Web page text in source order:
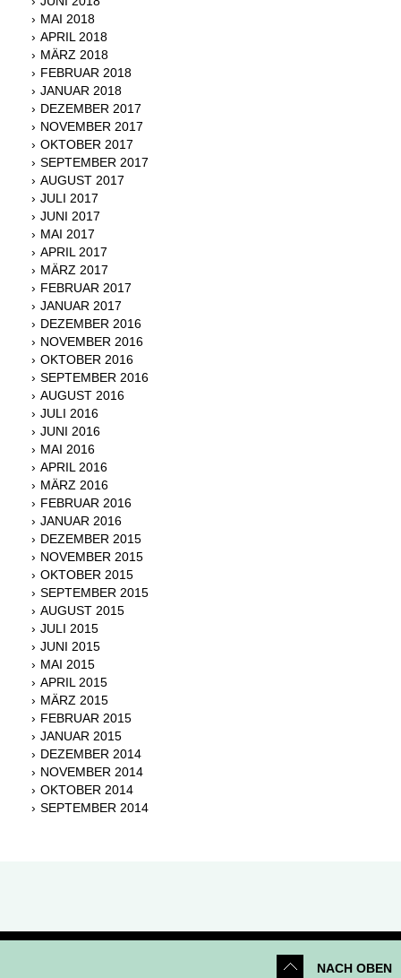
MAI 2018
APRIL 2018
MÄRZ 2018
FEBRUAR 2018
JANUAR 2018
DEZEMBER 2017
NOVEMBER 2017
OKTOBER 2017
SEPTEMBER 2017
AUGUST 2017
JULI 2017
JUNI 2017
MAI 2017
APRIL 2017
MÄRZ 2017
FEBRUAR 2017
JANUAR 2017
DEZEMBER 2016
NOVEMBER 2016
OKTOBER 2016
SEPTEMBER 2016
AUGUST 2016
JULI 2016
JUNI 2016
MAI 2016
APRIL 2016
MÄRZ 2016
FEBRUAR 2016
JANUAR 2016
DEZEMBER 2015
NOVEMBER 2015
OKTOBER 2015
SEPTEMBER 2015
AUGUST 2015
JULI 2015
JUNI 2015
MAI 2015
APRIL 2015
MÄRZ 2015
FEBRUAR 2015
JANUAR 2015
DEZEMBER 2014
NOVEMBER 2014
OKTOBER 2014
SEPTEMBER 2014
NACH OBEN